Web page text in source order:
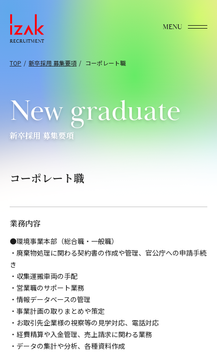
RECRUITMENT
MENU
TOP 新卒採用 募集要項 コーポレート職
New graduate
新卒採用 募集要項
コーポレート職
業務内容
●環境事業本部（総合職・一般職）
・廃棄物処理に関わる契約書の作成や管理、官公庁への申請手続
き
・収集運搬車両の手配
・営業職のサポート業務
・情報データベースの管理
・事業計画の取りまとめや策定
・お取引先企業様の視察等の見学対応、電話対応
・経費精算や入金管理、売上請求に関わる業務
・データの集計や分析、各種資料作成